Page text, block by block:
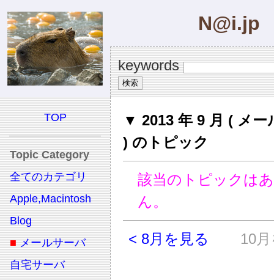
N@i.jp
keywords
TOP
Topic Category
全てのカテゴリ
Apple,Macintosh
Blog
■ メールサーバ
自宅サーバ
▼ 2013 年 9 月 ( メー
) のトピック
該当のトピックは
ん。
< 8月を見る 10